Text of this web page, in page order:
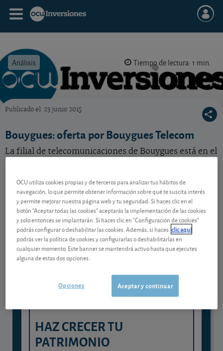
Análisis Tiempo de lectura: 1 min.
Publicado el 23 junio 2015
Bouygues: oferta por Bouygues Telecom
La filial de telecomunicaciones de Bouygues está en el
Contenido reservado a SOCIOS
Gestiona tu dinero con visión
experta
y consigue que cada euro trabaje
HAZ CRECER TU
PATRIMONIO
OCU utiliza cookies propias y de terceros para analizar tus hábitos de
navegación, lo que permite obtener información sobre qué te suscita interés
y permite mejorar nuestra página web y tu seguridad. Si haces clic en el
botón "Aceptar todas las cookies" aceptarás la implementación de las cookies
y solo entonces se implantarán. Si haces clic en "Configuración de cookies"
podrás configurar o deshabilitar las cookies. Además, si haces clic aquí
podrás ver la política de cookies y configurarlas o deshabilitarlas en
cualquier momento. Este banner se mantendrá activo hasta que ejecutes
alguna de estas dos opciones.
Aceptar y continuar
Opciones